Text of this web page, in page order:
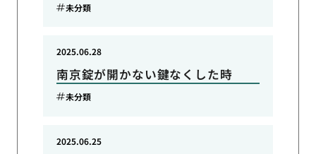
未分類
南京錠が開かない鍵なくした時
2025.06.28
未分類
2025.06.25